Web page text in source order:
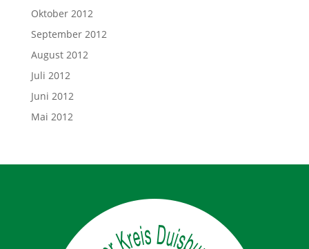
Oktober 2012
September 2012
August 2012
Juli 2012
Juni 2012
Mai 2012